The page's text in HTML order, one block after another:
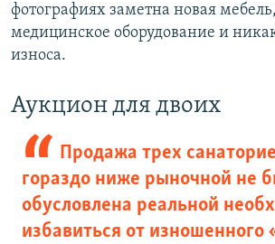
фотографиях заметна новая
медицинское оборудование и
износа.
Аукцион для двоих
Продажа трех
гораздо ниже рыночной не
обусловлена реальной
избавиться от изношенного